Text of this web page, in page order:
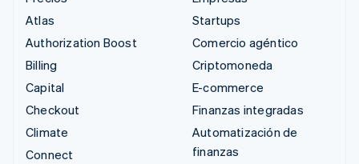
Atlas
Authorization Boost
Billing
Capital
Checkout
Climate
Connect
Startups
Comercio agéntico
Criptomoneda
E-commerce
Finanzas integradas
Automatización de
finanzas